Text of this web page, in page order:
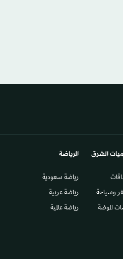
الشرق​
وسياحة
الموضة
الرياضة
رياضة سعودية
رياضة عربية
رياضة عالمية